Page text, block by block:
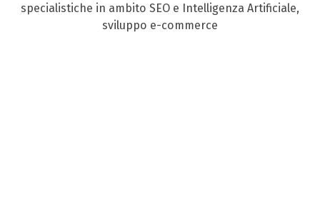
specialistiche in ambito SEO e Intelligenza Artificiale,
sviluppo e-commerce